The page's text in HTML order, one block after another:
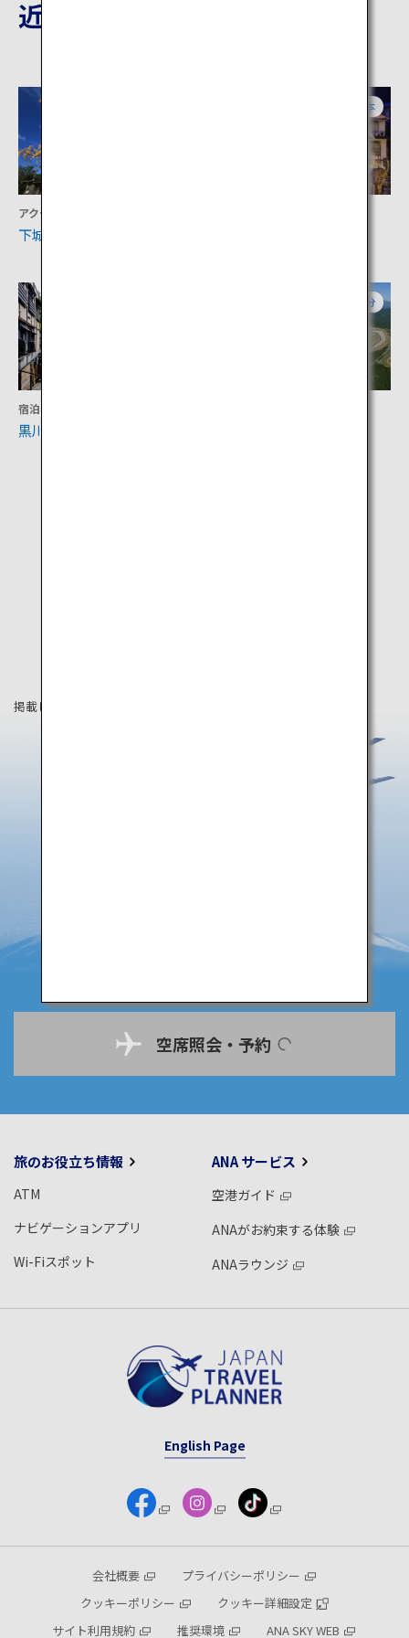
近隣の観光地
アクティビティ
下城
熊本
宿泊
黒川温泉と深山山荘
大分
掲載している情報は2024年12月時点の情報です。
空席照会・予約
旅のお役立ち情報
ATM
ナビゲーションアプリ
Wi-Fiスポット
ANA サービス
空港ガイド
ANAがお約束する体験
ANAラウンジ
English Page
会社概要
プライバシーポリシー
クッキーポリシー
クッキー詳細設定
サイト利用規約
推奨環境 ANA SKY WEB